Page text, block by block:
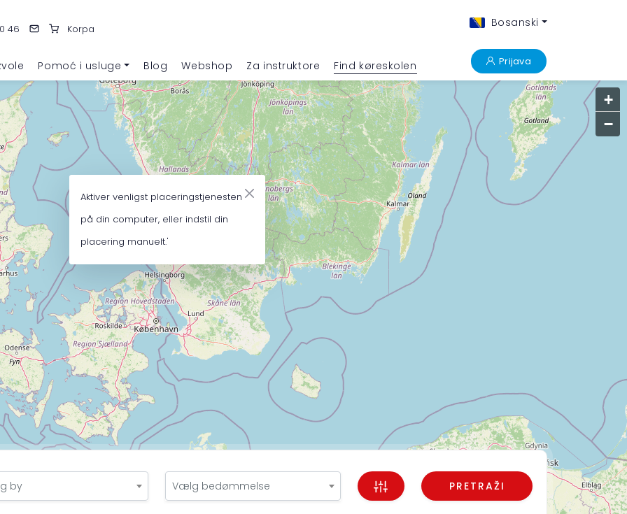
46 Korpa Bosanski
Pomoć i usluge Blog Webshop Za instruktore Find køreskolen Prijava
Aktiver venligst placeringstjenesten
på din computer, eller indstil din
placering manuelt.'
+
−
by Vælg bedømmelse PRETRAŽI